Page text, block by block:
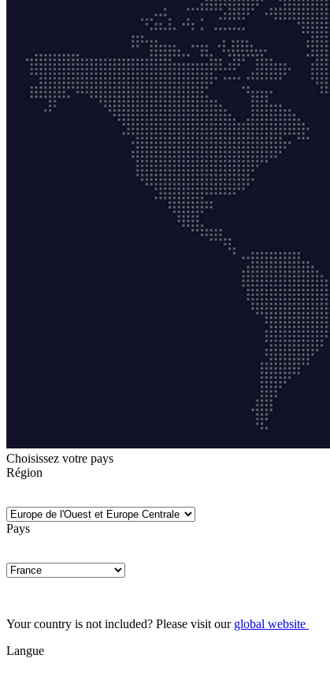
Choisissez votre pays
Région
Pays
Your country is not included? Please visit our global website
Langue